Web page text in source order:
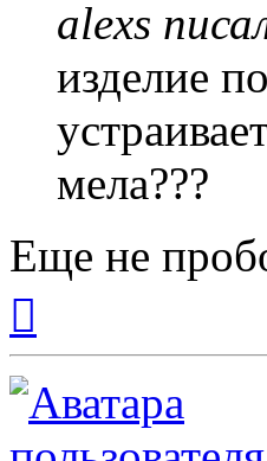
alexs
изделие
мела???
Еще не
началу